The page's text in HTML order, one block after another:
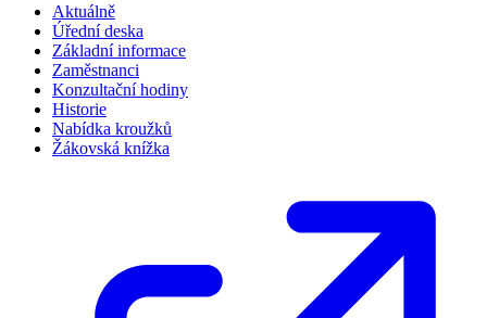
Aktuálně
Úřední deska
Základní informace
Zaměstnanci
Konzultační hodiny
Historie
Nabídka kroužků
Žákovská knížka